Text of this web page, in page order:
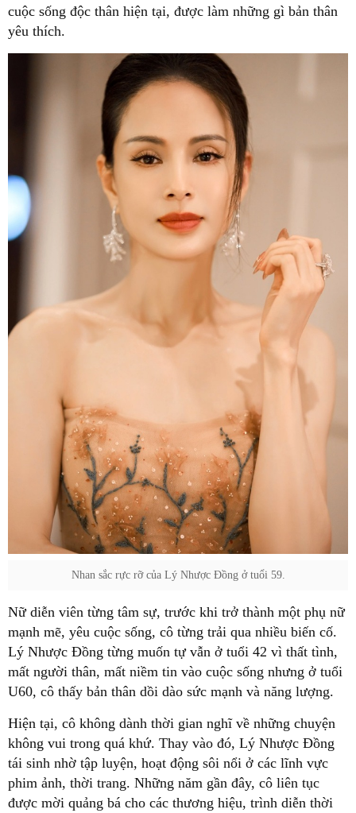
cuộc sống độc thân hiện tại, được làm những gì bản thân
yêu thích.
Nhan sắc rực rỡ của Lý Nhược Đồng ở tuổi 59.
Nữ diễn viên từng tâm sự, trước khi trở thành một phụ nữ
mạnh mẽ, yêu cuộc sống, cô từng trải qua nhiều biến cố.
Lý Nhược Đồng từng muốn tự vẫn ở tuổi 42 vì thất tình,
mất người thân, mất niềm tin vào cuộc sống nhưng ở tuổi
U60, cô thấy bản thân dồi dào sức mạnh và năng lượng.
Hiện tại, cô không dành thời gian nghĩ về những chuyện
không vui trong quá khứ. Thay vào đó, Lý Nhược Đồng
tái sinh nhờ tập luyện, hoạt động sôi nổi ở các lĩnh vực
phim ảnh, thời trang. Những năm gần đây, cô liên tục
được mời quảng bá cho các thương hiệu, trình diễn thời